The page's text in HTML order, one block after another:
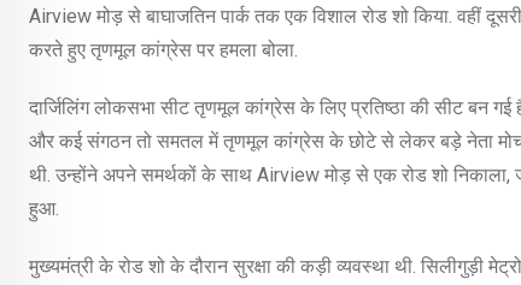
Airview मोड़ से बाघाजतिन पार्क तक एक विशाल रोड शो किया. वहीं
करते हुए तृणमूल कांग्रेस पर हमला बोला.
दार्जिलिंग लोकसभा सीट तृणमूल कांग्रेस के लिए प्रतिष्ठा की सीट बन
और कई संगठन तो समतल में तृणमूल कांग्रेस के छोटे से लेकर बड़े नेता
थी. उन्होंने अपने समर्थकों के साथ Airview मोड़ से एक रोड शो निकाला,
हुआ.
मुख्यमंत्री के रोड शो के दौरान सुरक्षा की कड़ी व्यवस्था थी. सिलीगुड़ी